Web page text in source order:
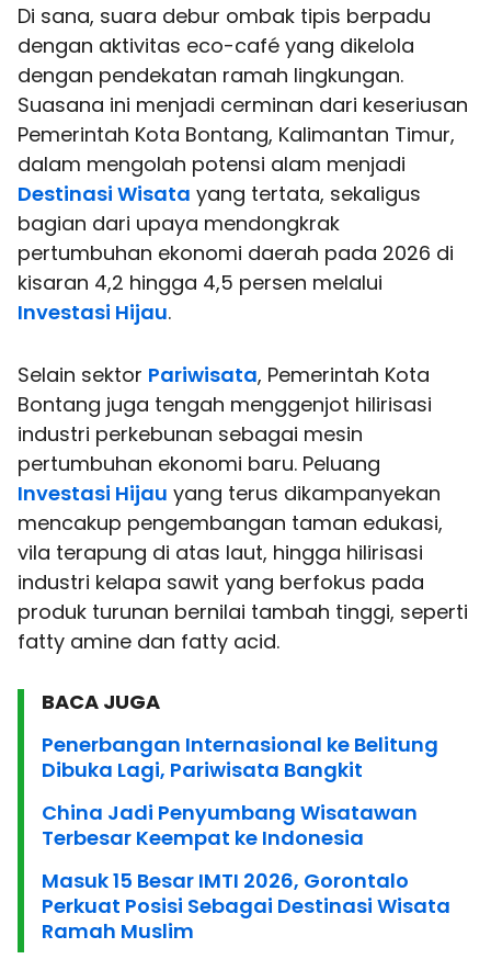
Di sana, suara debur ombak tipis berpadu
dengan aktivitas eco-café yang dikelola
dengan pendekatan ramah lingkungan.
Suasana ini menjadi cerminan dari keseriusan
Pemerintah Kota Bontang, Kalimantan Timur,
dalam mengolah potensi alam menjadi
Destinasi Wisata yang tertata, sekaligus
bagian dari upaya mendongkrak
pertumbuhan ekonomi daerah pada 2026 di
kisaran 4,2 hingga 4,5 persen melalui
Investasi Hijau.
Selain sektor Pariwisata, Pemerintah Kota
Bontang juga tengah menggenjot hilirisasi
industri perkebunan sebagai mesin
pertumbuhan ekonomi baru. Peluang
Investasi Hijau yang terus dikampanyekan
mencakup pengembangan taman edukasi,
vila terapung di atas laut, hingga hilirisasi
industri kelapa sawit yang berfokus pada
produk turunan bernilai tambah tinggi, seperti
fatty amine dan fatty acid.
BACA JUGA
Penerbangan Internasional ke Belitung
Dibuka Lagi, Pariwisata Bangkit
China Jadi Penyumbang Wisatawan
Terbesar Keempat ke Indonesia
Masuk 15 Besar IMTI 2026, Gorontalo
Perkuat Posisi Sebagai Destinasi Wisata
Ramah Muslim